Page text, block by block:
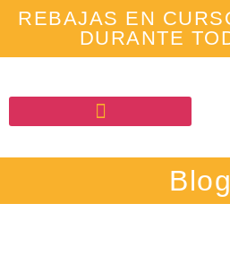
REBAJAS EN
DURANTE
Blog